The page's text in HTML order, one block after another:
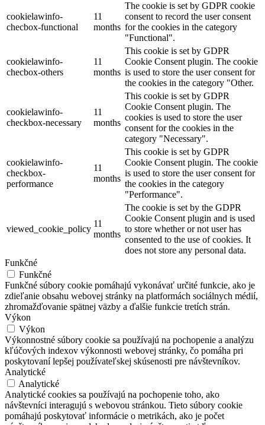
cookielawinfo-
checbox-functional
11
months
The cookie is set by GDPR cookie
consent to record the user consent
for the cookies in the category
"Functional".
cookielawinfo-
checbox-others
11
months
This cookie is set by GDPR
Cookie Consent plugin. The cookie
is used to store the user consent for
the cookies in the category "Other.
cookielawinfo-
checkbox-necessary
11
months
This cookie is set by GDPR
Cookie Consent plugin. The
cookies is used to store the user
consent for the cookies in the
category "Necessary".
cookielawinfo-
checkbox-
performance
11
months
This cookie is set by GDPR
Cookie Consent plugin. The cookie
is used to store the user consent for
the cookies in the category
"Performance".
viewed_cookie_policy
11
months
The cookie is set by the GDPR
Cookie Consent plugin and is used
to store whether or not user has
consented to the use of cookies. It
does not store any personal data.
Funkčné
Funkčné
Funkčné súbory cookie pomáhajú vykonávať určité funkcie, ako je
zdieľanie obsahu webovej stránky na platformách sociálnych médií,
zhromažďovanie spätnej väzby a ďalšie funkcie tretích strán.
Výkon
Výkon
Výkonnostné súbory cookie sa používajú na pochopenie a analýzu
kľúčových indexov výkonnosti webovej stránky, čo pomáha pri
poskytovaní lepšej používateľskej skúsenosti pre návštevníkov.
Analytické
Analytické
Analytické cookies sa používajú na pochopenie toho, ako
návštevníci interagujú s webovou stránkou. Tieto súbory cookie
pomáhajú poskytovať informácie o metrikách, ako je počet